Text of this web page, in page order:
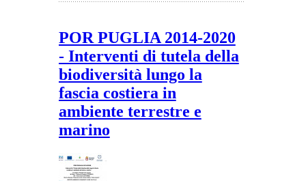
POR PUGLIA 2014-2020
- Interventi di tutela della
biodiversità lungo la
fascia costiera in
ambiente terrestre e
marino